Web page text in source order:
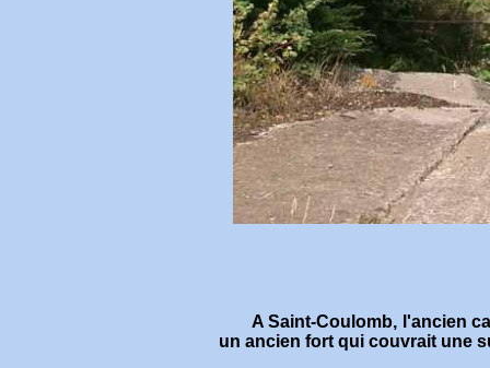
A Saint-Coulomb, l'ancien
un ancien fort qui couvrait une